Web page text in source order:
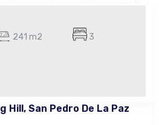
241 m2 3
Hill, San Pedro De La Paz